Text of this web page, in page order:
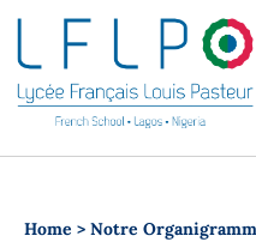
Home > Notre